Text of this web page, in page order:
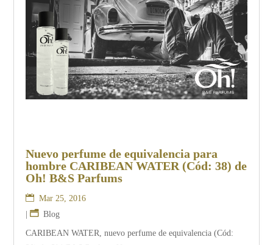
Nuevo perfume de equivalencia para
hombre CARIBEAN WATER (Cód: 38) de
Oh! B&S Parfums
Mar 25, 2016
|
Blog
CARIBEAN WATER, nuevo perfume de equivalencia (Cód: